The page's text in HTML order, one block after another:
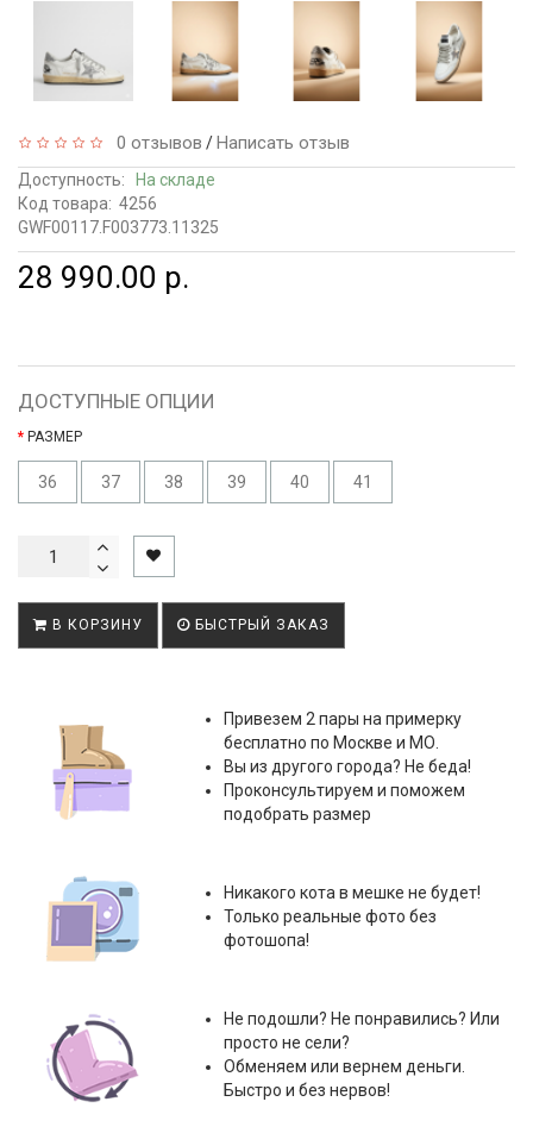
0 отзывов /Написать отзыв
Доступность:
На складе
Код товара: 4256
GWF00117.F003773.11325
28 990.00 р.
ДОСТУПНЫЕ ОПЦИИ
РАЗМЕР
36 37 38 39 40 41
В КОРЗИНУ БЫСТРЫЙ ЗАКАЗ
Привезем 2 пары на примерку
бесплатно по Москве и МО.
Вы из другого города? Не беда!
Проконсультируем и поможем
подобрать размер
Никакого кота в мешке не будет!
Только реальные фото без
фотошопа!
Не подошли? Не понравились? Или
просто не сели?
Обменяем или вернем деньги.
Быстро и без нервов!